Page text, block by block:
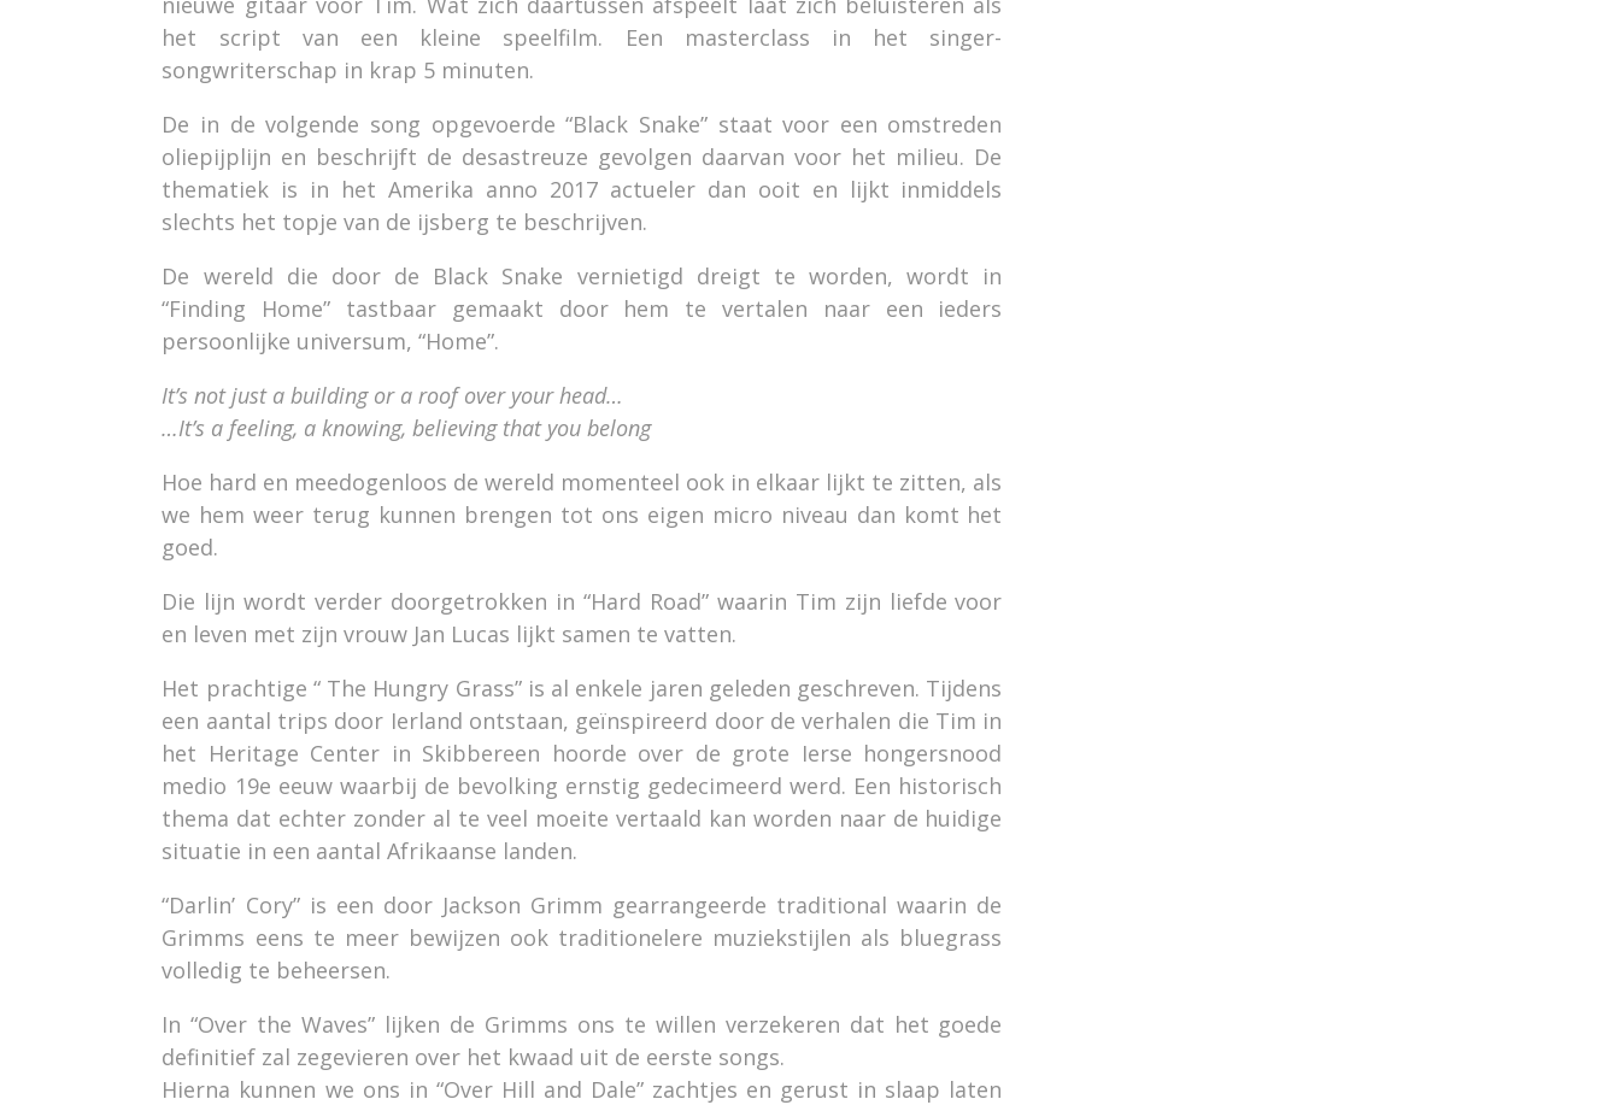
het script van een kleine speelfilm. Een masterclass in het singer-
songwriterschap in krap 5 minuten.
De in de volgende song opgevoerde “Black Snake” staat voor een omstreden
oliepijplijn en beschrijft de desastreuze gevolgen daarvan voor het milieu. De
thematiek is in het Amerika anno 2017 actueler dan ooit en lijkt inmiddels
slechts het topje van de ijsberg te beschrijven.
De wereld die door de Black Snake vernietigd dreigt te worden, wordt in
“Finding Home” tastbaar gemaakt door hem te vertalen naar een ieders
persoonlijke universum, “Home”.
It’s not just a building or a roof over your head…
…It’s a feeling, a knowing, believing that you belong
Hoe hard en meedogenloos de wereld momenteel ook in elkaar lijkt te zitten, als
we hem weer terug kunnen brengen tot ons eigen micro niveau dan komt het
goed.
Die lijn wordt verder doorgetrokken in “Hard Road” waarin Tim zijn liefde voor
en leven met zijn vrouw Jan Lucas lijkt samen te vatten.
Het prachtige “ The Hungry Grass” is al enkele jaren geleden geschreven. Tijdens
een aantal trips door Ierland ontstaan, geïnspireerd door de verhalen die Tim in
het Heritage Center in Skibbereen hoorde over de grote Ierse hongersnood
medio 19e eeuw waarbij de bevolking ernstig gedecimeerd werd. Een historisch
thema dat echter zonder al te veel moeite vertaald kan worden naar de huidige
situatie in een aantal Afrikaanse landen.
“Darlin’ Cory” is een door Jackson Grimm gearrangeerde traditional waarin de
Grimms eens te meer bewijzen ook traditionelere muziekstijlen als bluegrass
volledig te beheersen.
In “Over the Waves” lijken de Grimms ons te willen verzekeren dat het goede
definitief zal zegevieren over het kwaad uit de eerste songs.
Hierna kunnen we ons in “Over Hill and Dale” zachtjes en gerust in slaap laten